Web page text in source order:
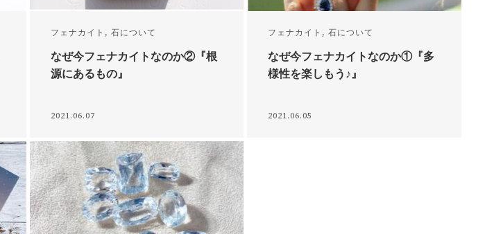
フェナカイト , 石について
なぜ今フェナカイトなのか②『根
源にあるもの』
2021.06.07
フェナカイト ,石について
なぜ今フェナカイトなのか①『多
様性を楽しもう♪』
2021.06.05